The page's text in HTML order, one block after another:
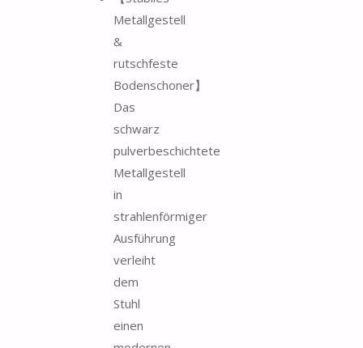
Metallgestell
&
rutschfeste
Bodenschoner】
Das
schwarz
pulverbeschichtete
Metallgestell
in
strahlenförmiger
Ausführung
verleiht
dem
Stuhl
einen